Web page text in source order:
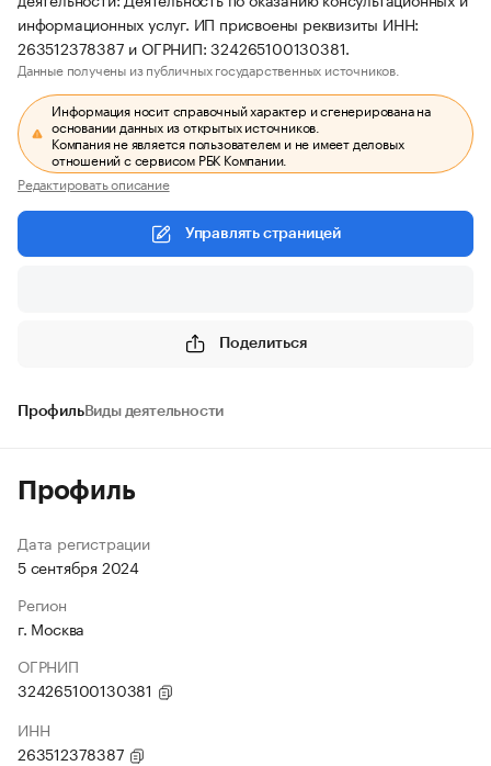
информационных услуг. ИП присвоены реквизиты ИНН:
263512378387 и ОГРНИП: 324265100130381.
Данные получены из публичных государственных источников.
Информация носит справочный характер и сгенерирована на
основании данных из открытых источников.
Компания не является пользователем и не имеет деловых
отношений с сервисом РБК Компании.
Редактировать описание
Управлять страницей
Поделиться
ПрофильВиды деятельности
Профиль
Дата регистрации
5 сентября 2024
Регион
г. Москва
ОГРНИП
324265100130381
ИНН
263512378387